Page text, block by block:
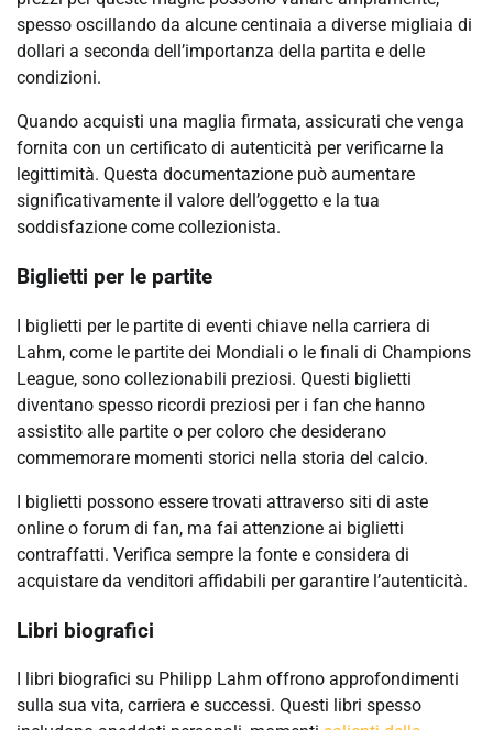
spesso oscillando da alcune centinaia a diverse migliaia di
dollari a seconda dell’importanza della partita e delle
condizioni.
Quando acquisti una maglia firmata, assicurati che venga
fornita con un certificato di autenticità per verificarne la
legittimità. Questa documentazione può aumentare
significativamente il valore dell’oggetto e la tua
soddisfazione come collezionista.
Biglietti per le partite
I biglietti per le partite di eventi chiave nella carriera di
Lahm, come le partite dei Mondiali o le finali di Champions
League, sono collezionabili preziosi. Questi biglietti
diventano spesso ricordi preziosi per i fan che hanno
assistito alle partite o per coloro che desiderano
commemorare momenti storici nella storia del calcio.
I biglietti possono essere trovati attraverso siti di aste
online o forum di fan, ma fai attenzione ai biglietti
contraffatti. Verifica sempre la fonte e considera di
acquistare da venditori affidabili per garantire l’autenticità.
Libri biografici
I libri biografici su Philipp Lahm offrono approfondimenti
sulla sua vita, carriera e successi. Questi libri spesso